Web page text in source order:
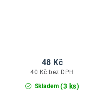
Skladem (3 ks)
40 Kč bez DPH
48 Kč